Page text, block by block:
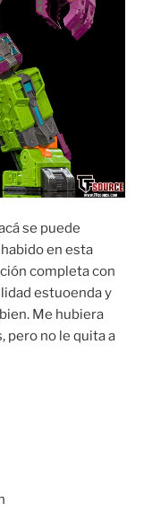
se puede
en esta
completa con
estuoenda y
Me hubiera
pero no le quita a